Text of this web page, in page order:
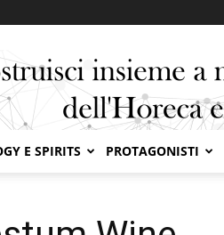
E SPIRITS PROTAGONISTI